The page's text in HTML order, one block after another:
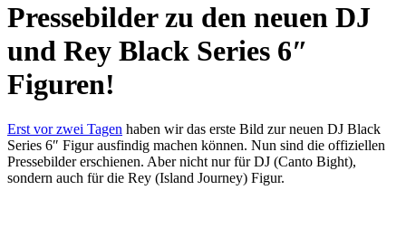
Pressebilder zu den neuen DJ
und Rey Black Series 6″
Figuren!
Erst vor zwei Tagen haben wir das erste Bild zur neuen DJ Black
Series 6″ Figur ausfindig machen können. Nun sind die offiziellen
Pressebilder erschienen. Aber nicht nur für DJ (Canto Bight),
sondern auch für die Rey (Island Journey) Figur.